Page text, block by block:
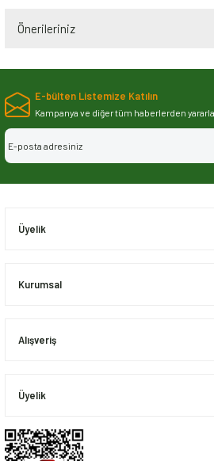
Önerileriniz
Bu ürünün fiyat bilgisi, resim, ürün
iletebilirsiniz.
Görüş ve önerileriniz için teşekkür ederiz.
Ürün resmi kalitesiz, bozuk veya
E-bülten Listemize Katılın
Kampanya ve diğer tüm haberlerden
Üyelik
Kurumsal
Alışveriş
Üyelik